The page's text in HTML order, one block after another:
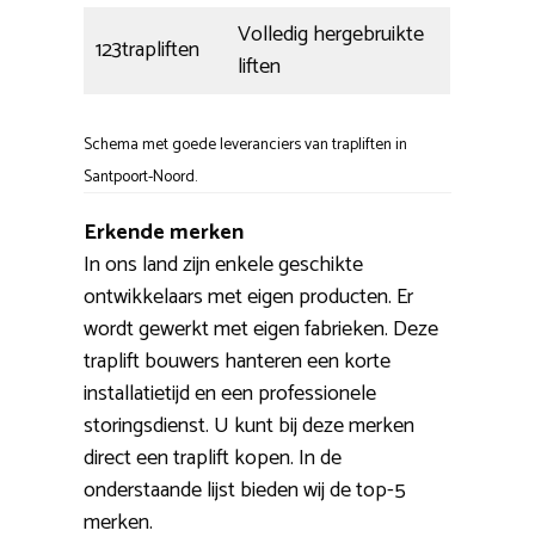
123trapliften
Volledig hergebruikte
liften
Schema met goede leveranciers van trapliften in
Santpoort-Noord.
Erkende merken
In ons land zijn enkele geschikte
ontwikkelaars met eigen producten. Er
wordt gewerkt met eigen fabrieken. Deze
traplift bouwers hanteren een korte
installatietijd en een professionele
storingsdienst. U kunt bij deze merken
direct een traplift kopen. In de
onderstaande lijst bieden wij de top-5
merken.